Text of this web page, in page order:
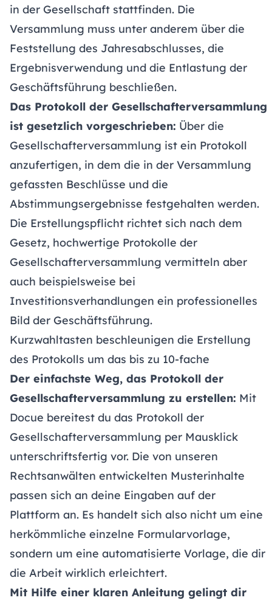
in der Gesellschaft stattfinden. Die
Versammlung muss unter anderem über die
Feststellung des Jahresabschlusses, die
Ergebnisverwendung und die Entlastung der
Geschäftsführung beschließen.
Das Protokoll der Gesellschafterversammlung
ist gesetzlich vorgeschrieben: Über die
Gesellschafterversammlung ist ein Protokoll
anzufertigen, in dem die in der Versammlung
gefassten Beschlüsse und die
Abstimmungsergebnisse festgehalten werden.
Die Erstellungspflicht richtet sich nach dem
Gesetz, hochwertige Protokolle der
Gesellschafterversammlung vermitteln aber
auch beispielsweise bei
Investitionsverhandlungen ein professionelles
Bild der Geschäftsführung.
Kurzwahltasten beschleunigen die Erstellung
des Protokolls um das bis zu 10-fache
Der einfachste Weg, das Protokoll der
Gesellschafterversammlung zu erstellen: Mit
Docue bereitest du das Protokoll der
Gesellschafterversammlung per Mausklick
unterschriftsfertig vor. Die von unseren
Rechtsanwälten entwickelten Musterinhalte
passen sich an deine Eingaben auf der
Plattform an. Es handelt sich also nicht um eine
herkömmliche einzelne Formularvorlage,
sondern um eine automatisierte Vorlage, die dir
die Arbeit wirklich erleichtert.
Mit Hilfe einer klaren Anleitung gelingt dir